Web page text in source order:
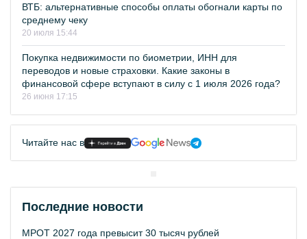
ВТБ: альтернативные способы оплаты обогнали карты по
среднему чеку
20 июля 15:44
Покупка недвижимости по биометрии, ИНН для
переводов и новые страховки. Какие законы в
финансовой сфере вступают в силу с 1 июля 2026 года?
26 июня 17:15
Читайте нас в
Последние новости
МРОТ 2027 года превысит 30 тысяч рублей